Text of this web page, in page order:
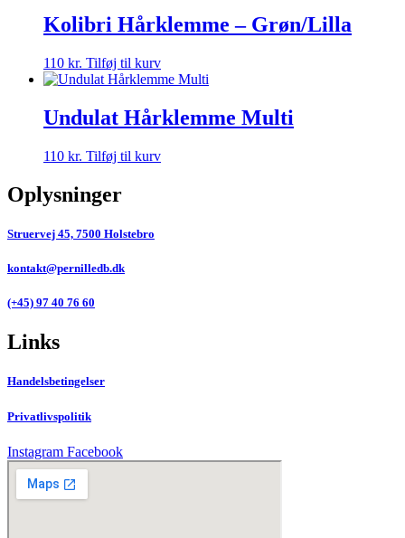
Kolibri Hårklemme – Grøn/Lilla
110 kr. Tilføj til kurv
Undulat Hårklemme Multi
110 kr. Tilføj til kurv
Oplysninger
Struervej 45, 7500 Holstebro
kontakt@pernilledb.dk
(+45) 97 40 76 60
Links
Handelsbetingelser
Privatlivspolitik
Instagram Facebook